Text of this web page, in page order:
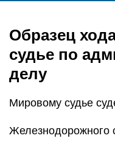
Образец
судье по
делу
Мировому судье
Железнодорожного